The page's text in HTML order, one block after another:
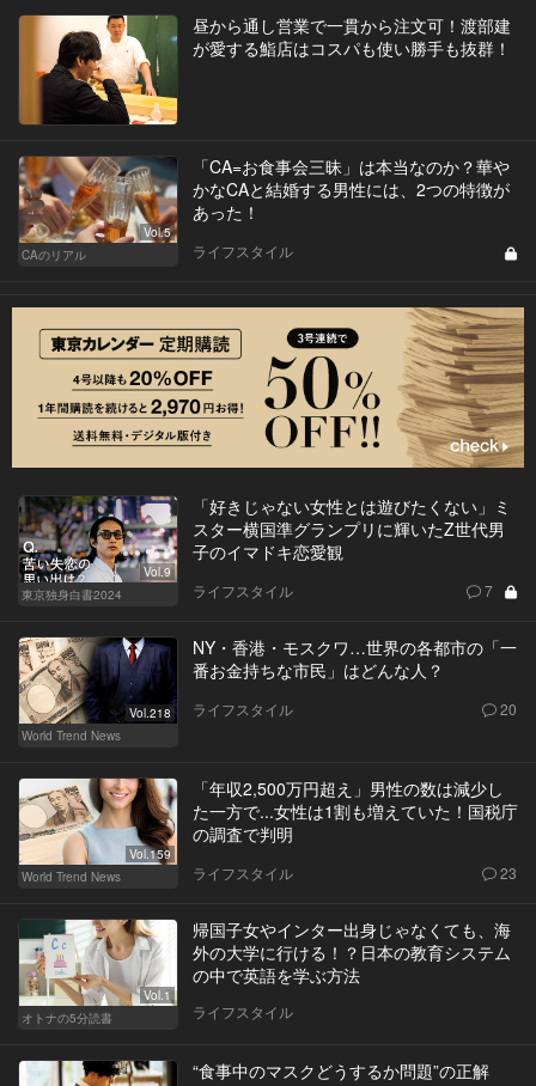
昼から通し営業で一貫から注文可！渡部建
が愛する鮨店はコスパも使い勝手も抜群！
Vol.5
CAのリアル
「CA=お食事会三昧」は本当なのか？華や
かなCAと結婚する男性には、2つの特徴が
あった！
ライフスタイル
Vol.9
東京独身白書2024
「好きじゃない女性とは遊びたくない」ミ
スター横国準グランプリに輝いたZ世代男
子のイマドキ恋愛観
ライフスタイル 7
Vol.218
World Trend News
NY・香港・モスクワ…世界の各都市の「一
番お金持ちな市民」はどんな人？
ライフスタイル 20
Vol.159
World Trend News
「年収2,500万円超え」男性の数は減少し
た一方で...女性は1割も増えていた！国税庁
の調査で判明
ライフスタイル 23
Vol.1
オトナの5分読書
帰国子女やインター出身じゃなくても、海
外の大学に行ける！？日本の教育システム
の中で英語を学ぶ方法
ライフスタイル
“食事中のマスクどうするか問題”の正解